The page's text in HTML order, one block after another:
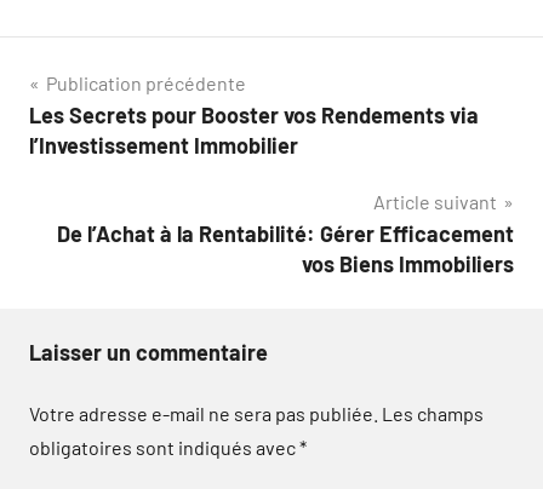
Navigation
de
Publication précédente
Les Secrets pour Booster vos Rendements via
l’Investissement Immobilier
Article suivant
De l’Achat à la Rentabilité: Gérer Efficacement
vos Biens Immobiliers
Laisser un commentaire
Votre adresse e-mail ne sera pas publiée. Les champs
obligatoires sont indiqués avec*